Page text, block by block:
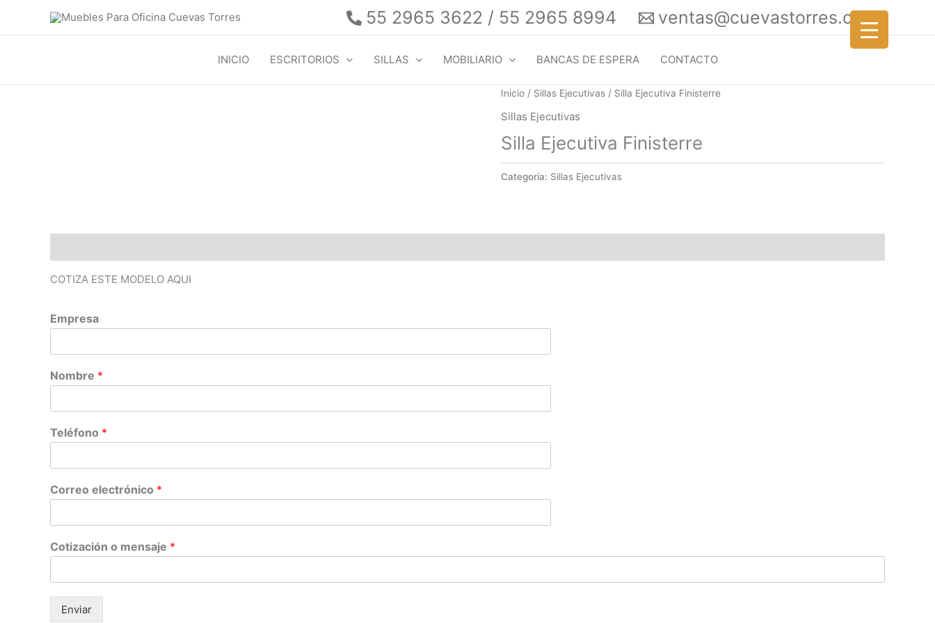
55 2965 3622 / 55 2965 8994 ventas@cuevastorres.com
INICIO ESCRITORIOS SILLAS MOBILIARIO BANCAS DE ESPERA CONTACTO
Inicio / Sillas Ejecutivas / Silla Ejecutiva Finisterre
Sillas Ejecutivas
Silla Ejecutiva Finisterre
Categoría: Sillas Ejecutivas
COTIZA ESTE MODELO AQUI
Empresa
Nombre *
Teléfono *
Correo electrónico *
Cotización o mensaje *
Enviar